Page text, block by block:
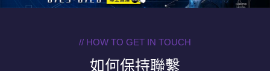
// HOW TO GET IN TOUCH
如何保持聯繫